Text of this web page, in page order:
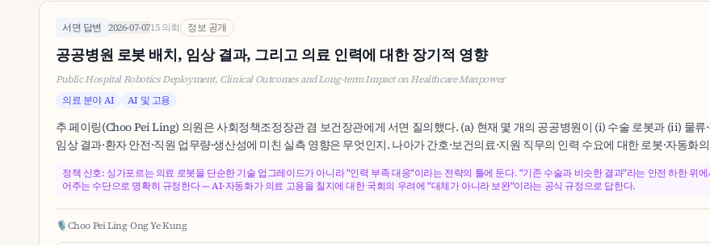
서면 답변 2026-07-0715 의회 정보 공개
공공병원 로봇 배치, 임상 결과, 그리고 의료 인력에 대한 장기적 영향
Public Hospital Robotics Deployment, Clinical Outcomes and Long-term Impact on Healthcare Manpower
의료 분야 AI
AI 및 고용
추 페이링(Choo Pei Ling) 의원은 사회정책조정장관 겸 보건장관에게 서면 질의했다. (a) 현재 몇 개의 공공병원이 (i) 수술 로봇과 (ii) 물
임상 결과·환자 안전·직원 업무량·생산성에 미친 실측 영향은 무엇인지. 나아가 간호·보건의료·지원 직무의 인력 수요에 대한 로봇·자동화
정책 신호: 싱가포르는 의료 로봇을 단순한 기술 업그레이드가 아니라 "인력 부족 대응"이라는 전략의 틀에 둔다. "기존 수술과 비슷한 결과"라는 안전 하한 위
어주는 수단으로 명확히 규정한다 — AI·자동화가 의료 고용을 칠지에 대한 국회의 우려에 "대체가 아니라 보완"이라는 공식 규정으로 답한다.
🎙️Choo Pei Ling·Ong Ye Kung